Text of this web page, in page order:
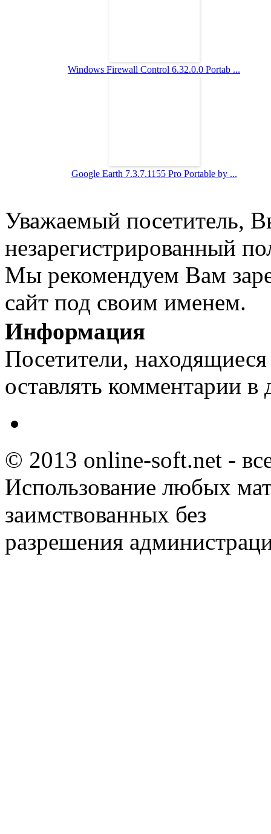
Windows Firewall Control 6.32.0.0 Portab ...
Google Earth 7.3.7.1155 Pro Portable by ...
Уважаемый посетитель,
незарегистрированный
Мы рекомендуем Вам
сайт под своим именем.
Информация
Посетители,
оставлять комментарии в
© 2013 online-soft.net -
Использование любых
заимствованных без
разрешения